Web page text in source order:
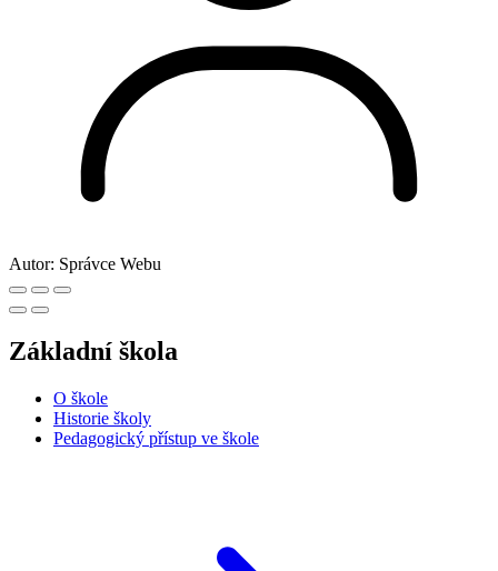
Autor: Správce Webu
Základní škola
O škole
Historie školy
Pedagogický přístup ve škole